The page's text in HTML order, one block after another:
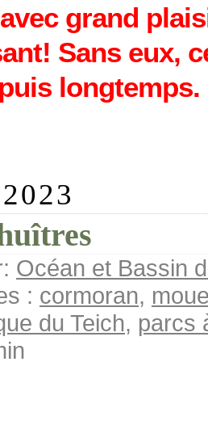
grand
Sans eux,
longtemps.
Océan et Bassin
: cormoran,
du Teich, parcs